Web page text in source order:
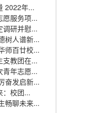
2022年...
愿服务项...
调研并慰...
树人谱新...
师百廿校...
支教团在...
青年志愿...
奋发启新...
：校团...
畅聊未来...